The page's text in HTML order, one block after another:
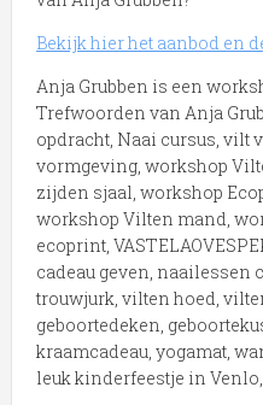
Bekijk hier het aanbod en
Anja Grubben is een
Trefwoorden van Anja
opdracht, Naai cursus, vilt
vormgeving, workshop
zijden sjaal, workshop
workshop Vilten mand,
ecoprint,
cadeau geven, naailessen
trouwjurk, vilten hoed,
geboortedeken,
kraamcadeau, yogamat,
leuk kinderfeestje in Venlo,